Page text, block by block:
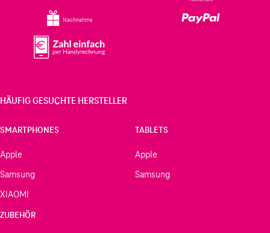
Nachnahme
HÄUFIG GESUCHTE HERSTELLER
SMARTPHONES
Apple
Samsung
XIAOMI
TABLETS
Apple
Samsung
ZUBEHÖR